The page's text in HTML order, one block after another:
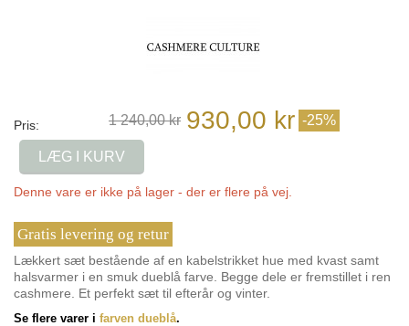
Pris: 1 240,00 kr 930,00 kr -25%
LÆG I KURV
Denne vare er ikke på lager - der er flere på vej.
Gratis levering og retur
Lækkert sæt bestående af en kabelstrikket hue med kvast samt
halsvarmer i en smuk dueblå farve. Begge dele er fremstillet i ren
cashmere. Et perfekt sæt til efterår og vinter.
Se flere varer i farven dueblå.